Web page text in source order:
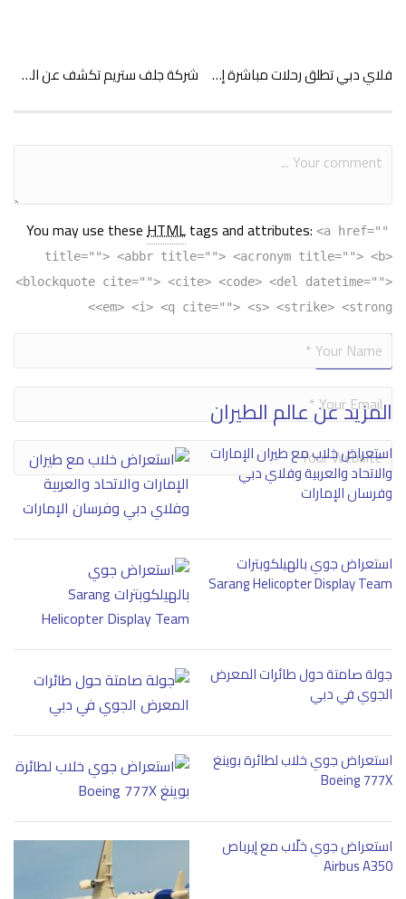
شركة جلف ستريم تكشف عن الطائرة الخاصة جي700 فلاي دبي تطلق رحلات مباشرة إلى العلا السعودية وتستأنف رحلات ينبع
You may use theseHTMLtags and attributes: <a href=""
title=""> <abbr title=""> <acronym title=""> <b>
<blockquote cite=""> <cite> <code> <del datetime="">
<em> <i> <q cite=""> <s> <strike> <strong>
Alternative:
المزيد عن عالم الطيران
استعراض خلاب مع طيران الإمارات
والاتحاد والعربية وفلاي دبي
وفرسان الإمارات
استعراض جوي بالهيلكوبترات
Sarang Helicopter Display Team
جولة صامتة حول طائرات المعرض
الجوي في دبي
استعراض جوي خلاب لطائرة بوينغ
Boeing 777X
استعراض جوي خلّاب مع إيرباص
Airbus A350